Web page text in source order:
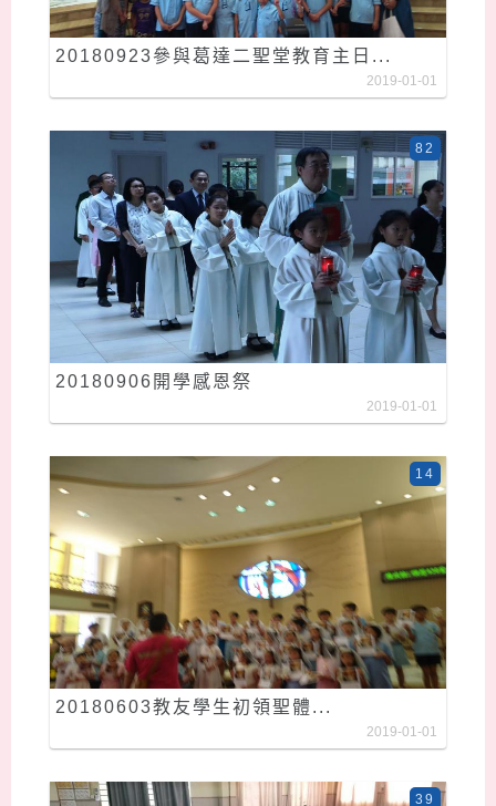
20180923參與葛達二聖堂教育主日...
2019-01-01
20180906開學感恩祭
82
2019-01-01
20180603教友學生初領聖體...
14
2019-01-01
39